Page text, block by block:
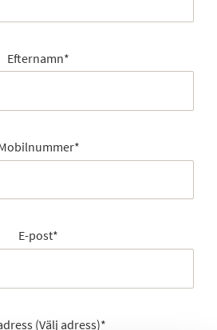
Efternamn*
*
E-post*
(Välj adress)*